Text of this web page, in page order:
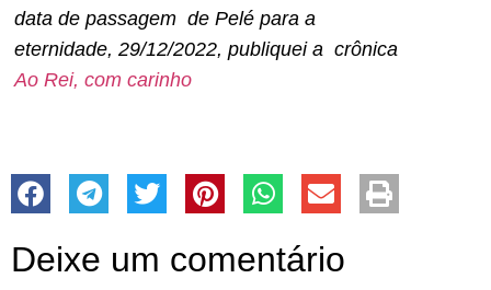
data de passagem de Pelé para a
eternidade, 29/12/2022, publiquei a crônica
Ao Rei, com carinho
Deixe um comentário